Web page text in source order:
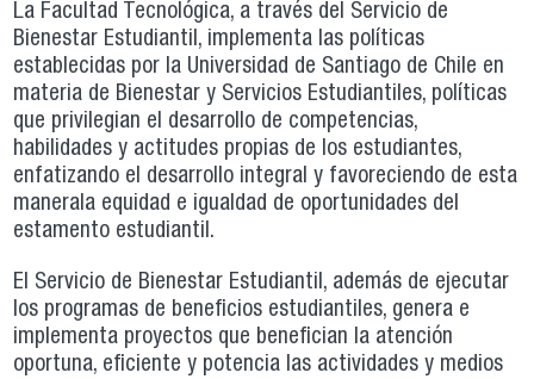
La Facultad Tecnológica, a través del Servicio de
Bienestar Estudiantil, implementa las políticas
establecidas por la Universidad de Santiago de Chile en
materia de Bienestar y Servicios Estudiantiles, políticas
que privilegian el desarrollo de competencias,
habilidades y actitudes propias de los estudiantes,
enfatizando el desarrollo integral y favoreciendo de esta
manerala equidad e igualdad de oportunidades del
estamento estudiantil.
El Servicio de Bienestar Estudiantil, además de ejecutar
los programas de beneficios estudiantiles, genera e
implementa proyectos que benefician la atención
oportuna, eficiente y potencia las actividades y medios